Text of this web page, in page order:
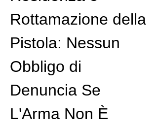
Rottamazione della
Pistola: Nessun
Obbligo di
Denuncia Se
L'Arma Non È